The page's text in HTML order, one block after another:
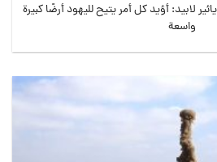
لابيد: أؤيد كل أمر يتيح لليهود أرضًا كبيرة
واسعة